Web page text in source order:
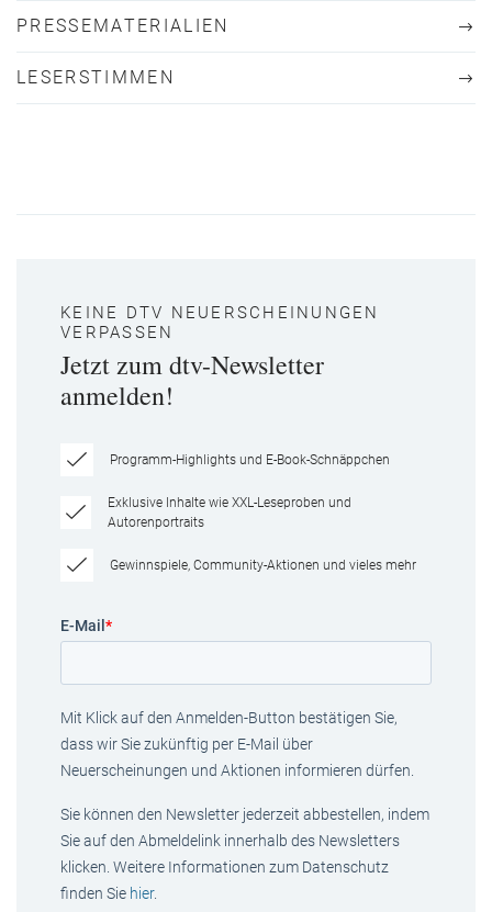
PRESSEMATERIALIEN
LESERSTIMMEN
KEINE DTV NEUERSCHEINUNGEN
VERPASSEN
Jetzt zum dtv-Newsletter
anmelden!
Programm-Highlights und E-Book-Schnäppchen
Exklusive Inhalte wie XXL-Leseproben und
Autorenportraits
Gewinnspiele, Community-Aktionen und vieles mehr
E-Mail *
Mit Klick auf den Anmelden-Button bestätigen Sie,
dass wir Sie zukünftig per E-Mail über
Neuerscheinungen und Aktionen informieren dürfen.
Sie können den Newsletter jederzeit abbestellen, indem
Sie auf den Abmeldelink innerhalb des Newsletters
klicken. Weitere Informationen zum Datenschutz
finden Sie hier.